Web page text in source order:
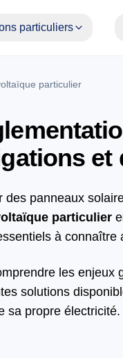
particuliers
particulier
et
des panneaux
particulier
à connaître
les enjeux
solutions
sa propre électricité.